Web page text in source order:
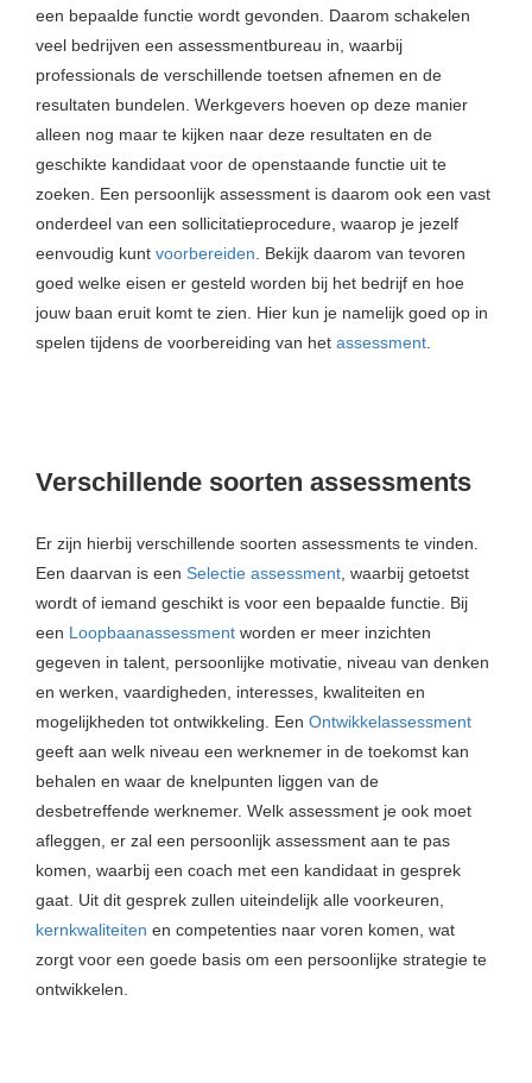
een bepaalde functie wordt gevonden. Daarom schakelen
veel bedrijven een assessmentbureau in, waarbij
professionals de verschillende toetsen afnemen en de
resultaten bundelen. Werkgevers hoeven op deze manier
alleen nog maar te kijken naar deze resultaten en de
geschikte kandidaat voor de openstaande functie uit te
zoeken. Een persoonlijk assessment is daarom ook een vast
onderdeel van een sollicitatieprocedure, waarop je jezelf
eenvoudig kunt voorbereiden . Bekijk daarom van tevoren
goed welke eisen er gesteld worden bij het bedrijf en hoe
jouw baan eruit komt te zien. Hier kun je namelijk goed op in
spelen tijdens de voorbereiding van het assessment
Verschillende soorten assessments
Er zijn hierbij verschillende soorten assessments te vinden.
Een daarvan is een Selectie assessment , waarbij getoetst
wordt of iemand geschikt is voor een bepaalde functie. Bij
een Loopbaanassessment worden er meer inzichten
gegeven in talent, persoonlijke motivatie, niveau van denken
en werken, vaardigheden, interesses, kwaliteiten en
mogelijkheden tot ontwikkeling. Een Ontwikkelassessment
geeft aan welk niveau een werknemer in de toekomst kan
behalen en waar de knelpunten liggen van de
desbetreffende werknemer. Welk assessment je ook moet
afleggen, er zal een persoonlijk assessment aan te pas
komen, waarbij een coach met een kandidaat in gesprek
gaat. Uit dit gesprek zullen uiteindelijk alle voorkeuren,
kernkwaliteiten en competenties naar voren komen, wat
zorgt voor een goede basis om een persoonlijke strategie te
ontwikkelen.